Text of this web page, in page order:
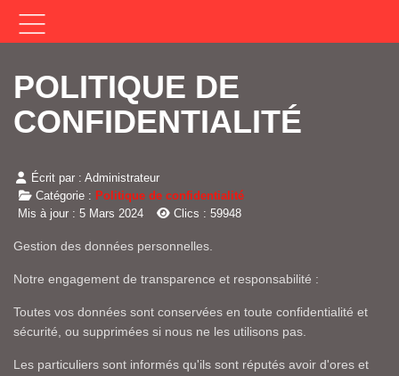
POLITIQUE DE
CONFIDENTIALITÉ
Écrit par :Administrateur
Catégorie : Politique de confidentialité
Mis à jour : 5 Mars 2024
Clics : 59948
Gestion des données personnelles.
Notre engagement de transparence et responsabilité :
Toutes vos données sont conservées en toute confidentialité et
sécurité, ou supprimées si nous ne les utilisons pas.
Les particuliers sont informés qu'ils sont réputés avoir d'ores et